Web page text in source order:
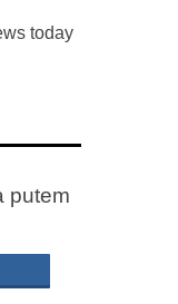
today
putem